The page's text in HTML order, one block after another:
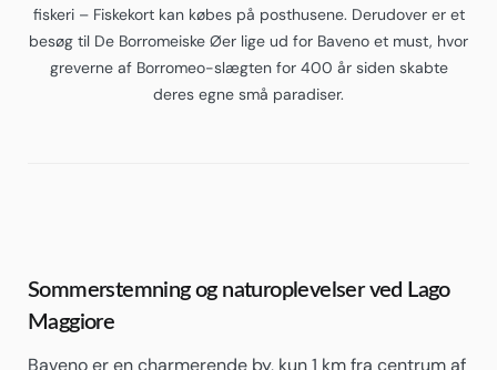
fiskeri – Fiskekort kan købes på posthusene. Derudover er et
besøg til De Borromeiske Øer lige ud for Baveno et must, hvor
greverne af Borromeo-slægten for 400 år siden skabte
deres egne små paradiser.
Sommerstemning og naturoplevelser ved Lago
Maggiore
Baveno er en charmerende by, kun 1 km fra centrum af